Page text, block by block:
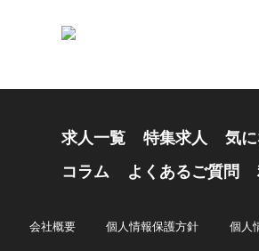
求人一覧 特集求人
気
コラム
よくあるご質問
会社概要 個人情報保護方針 個人